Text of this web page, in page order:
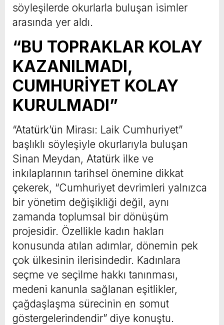
söyleşilerde okurlarla buluşan isimler
arasında yer aldı.
“BU TOPRAKLAR KOLAY
KAZANILMADI,
CUMHURİYET KOLAY
KURULMADI”
“Atatürk’ün Mirası: Laik Cumhuriyet”
başlıklı söyleşiyle okurlarıyla buluşan
Sinan Meydan, Atatürk ilke ve
inkılaplarının tarihsel önemine dikkat
çekerek, “Cumhuriyet devrimleri yalnızca
bir yönetim değişikliği değil, aynı
zamanda toplumsal bir dönüşüm
projesidir. Özellikle kadın hakları
konusunda atılan adımlar, dönemin pek
çok ülkesinin ilerisindedir. Kadınlara
seçme ve seçilme hakkı tanınması,
medeni kanunla sağlanan eşitlikler,
çağdaşlaşma sürecinin en somut
göstergelerindendir” diye konuştu.